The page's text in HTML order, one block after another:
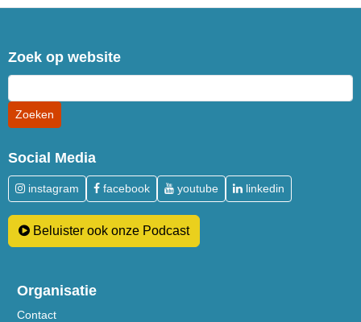
Zoek op website
Social Media
instagram facebook youtube linkedin
Beluister ook onze Podcast
Organisatie
Contact